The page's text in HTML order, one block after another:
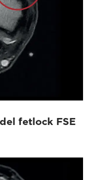
fetlock FSE